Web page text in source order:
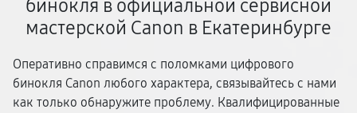
бинокля в официальной сервисной
мастерской Canon в Екатеринбурге
Оперативно справимся с поломками цифрового
бинокля Canon любого характера, связывайтесь с нами
как только обнаружите проблему. Квалифицированные